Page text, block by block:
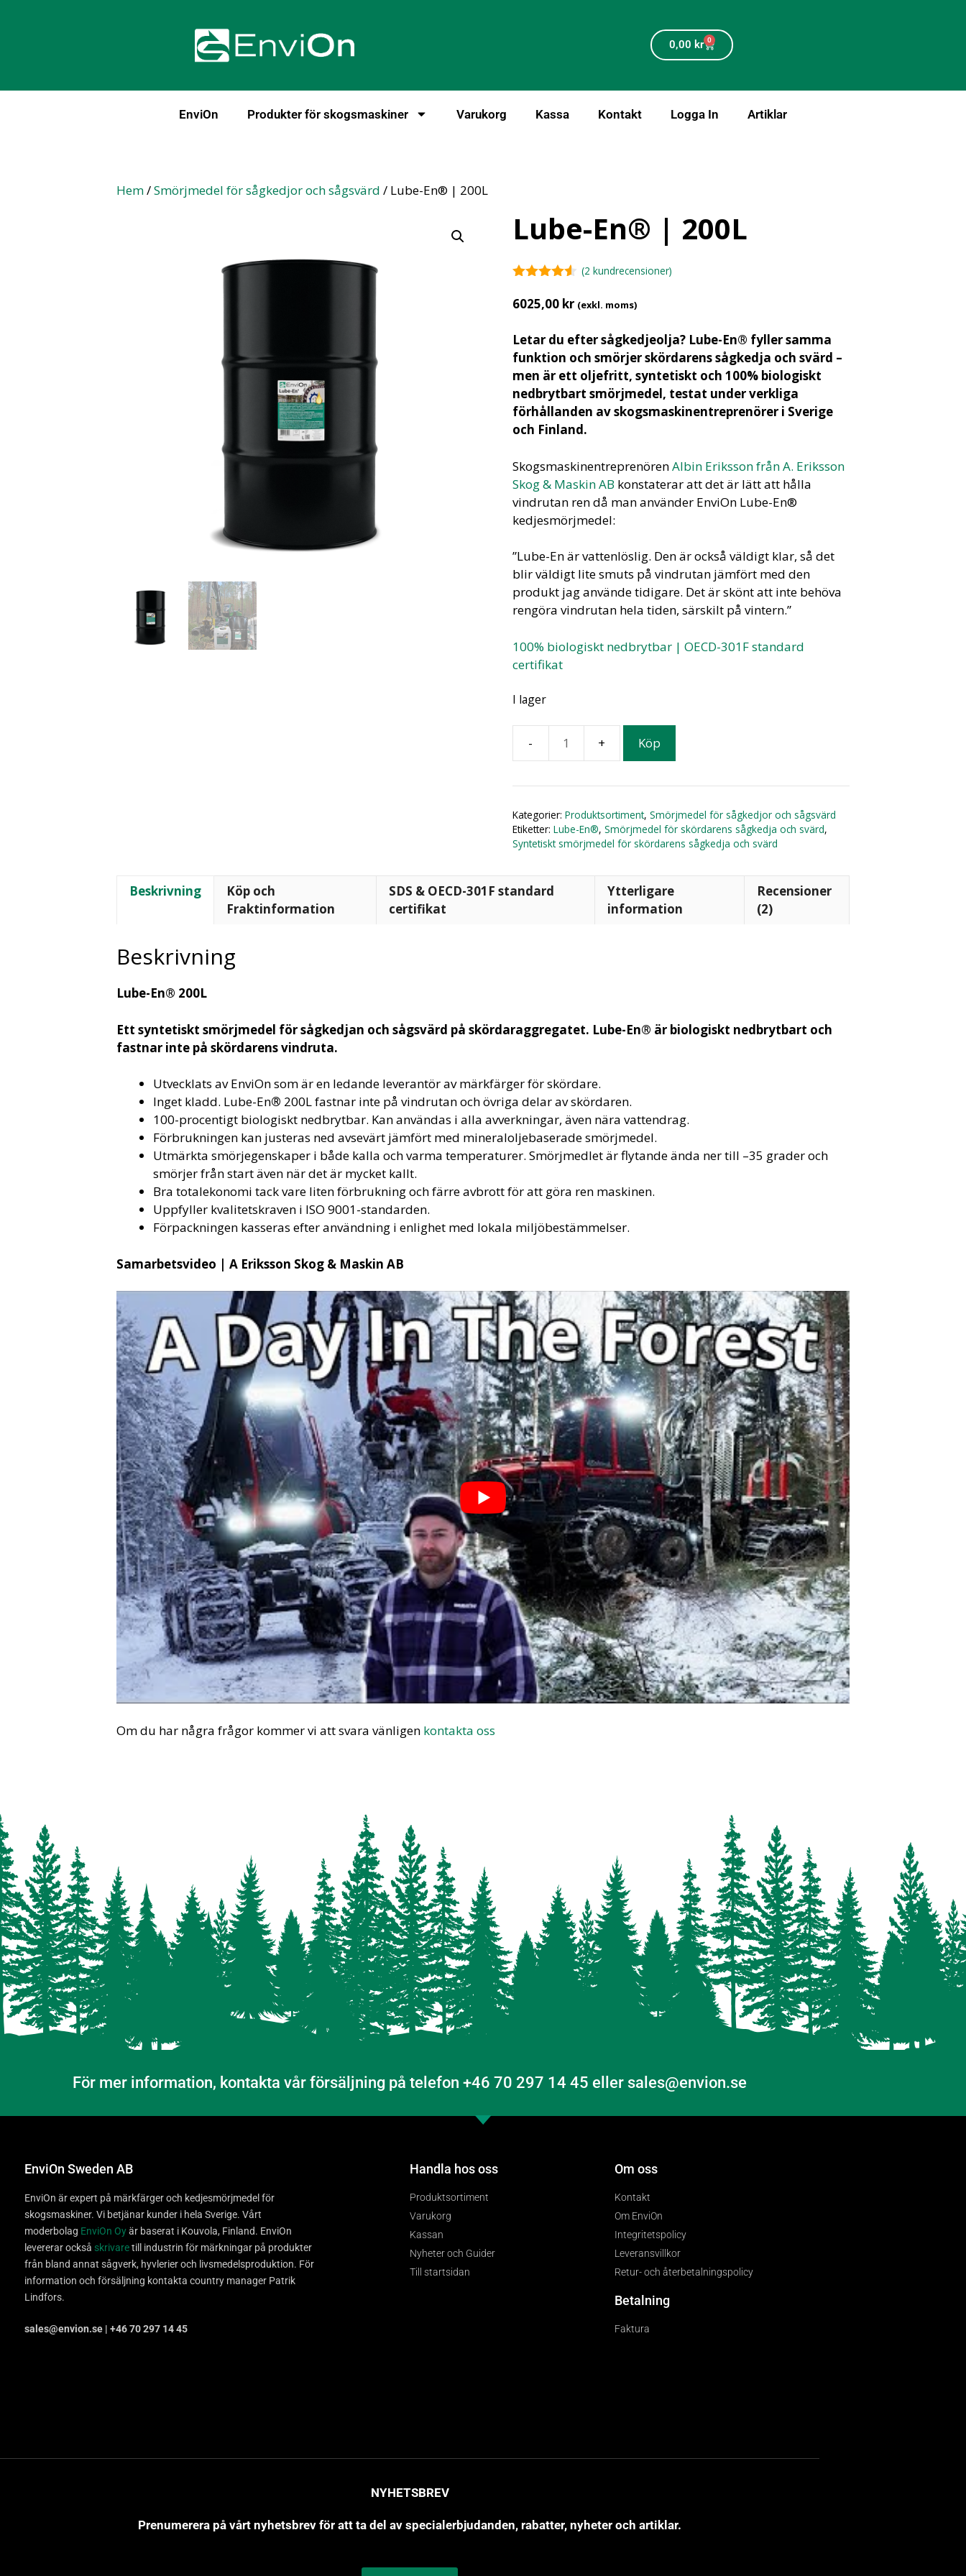
0,00 kr 0
EnviOn Produkter för skogsmaskiner Varukorg Kassa Kontakt Logga In Artiklar
Hem/Smörjmedel för sågkedjor och sågsvärd / Lube-En® | 200L
Lube-En® | 200L
(2 kundrecensioner)
6025,00 kr (exkl. moms)
Letar du efter sågkedjeolja? Lube-En® fyller samma
funktion och smörjer skördarens sågkedja och svärd –
men är ett oljefritt, syntetiskt och 100% biologiskt
nedbrytbart smörjmedel, testat under verkliga
förhållanden av skogsmaskinentreprenörer i Sverige
och Finland.
SkogsmaskinentreprenörenAlbin Eriksson från A. Eriksson
Skog & Maskin AB konstaterar att det är lätt att hålla
vindrutan ren då man använder EnviOn Lube-En®
kedjesmörjmedel:
”Lube-En är vattenlöslig. Den är också väldigt klar, så det
blir väldigt lite smuts på vindrutan jämfört med den
produkt jag använde tidigare. Det är skönt att inte behöva
rengöra vindrutan hela tiden, särskilt på vintern.”
100% biologiskt nedbrytbar | OECD-301F standard
certifikat
I lager
Köp
Kategorier: Produktsortiment, Smörjmedel för sågkedjor och sågsvärd
Etiketter: Lube-En®, Smörjmedel för skördarens sågkedja och svärd,
Syntetiskt smörjmedel för skördarens sågkedja och svärd
Beskrivning
Köp och
Fraktinformation
SDS & OECD-301F standard
certifikat
Ytterligare
information
Recensioner
(2)
Beskrivning
Lube-En® 200L
Ett syntetiskt smörjmedel för sågkedjan och sågsvärd på skördaraggregatet. Lube-En® är biologiskt nedbrytbart och
fastnar inte på skördarens vindruta.
Utvecklats av EnviOn som är en ledande leverantör av märkfärger för skördare.
Inget kladd. Lube-En® 200L fastnar inte på vindrutan och övriga delar av skördaren.
100-procentigt biologiskt nedbrytbar. Kan användas i alla avverkningar, även nära vattendrag.
Förbrukningen kan justeras ned avsevärt jämfört med mineraloljebaserade smörjmedel.
Utmärkta smörjegenskaper i både kalla och varma temperaturer. Smörjmedlet är flytande ända ner till –35 grader och
smörjer från start även när det är mycket kallt.
Bra totalekonomi tack vare liten förbrukning och färre avbrott för att göra ren maskinen.
Uppfyller kvalitetskraven i ISO 9001-standarden.
Förpackningen kasseras efter användning i enlighet med lokala miljöbestämmelser.
Samarbetsvideo | A Eriksson Skog & Maskin AB
Om du har några frågor kommer vi att svara vänligen kontakta oss
För mer information, kontakta vår försäljning på telefon +46 70 297 14 45 eller sales@envion.se
EnviOn Sweden AB
EnviOn är expert på märkfärger och kedjesmörjmedel för
skogsmaskiner. Vi betjänar kunder i hela Sverige. Vårt
moderbolag EnviOn Oyär baserat i Kouvola, Finland. EnviOn
levererar också skrivaretill industrin för märkningar på produkter
från bland annat sågverk, hyvlerier och livsmedelsproduktion. För
information och försäljning kontakta country manager Patrik
Lindfors.
sales@envion.se | +46 70 297 14 45
Handla hos oss
Produktsortiment
Varukorg
Kassan
Nyheter och Guider
Till startsidan
Om oss
Kontakt
Om EnviOn
Integritetspolicy
Leveransvillkor
Retur- och återbetalningspolicy
Betalning
Faktura
NYHETSBREV
Prenumerera på vårt nyhetsbrev för att ta del av specialerbjudanden, rabatter, nyheter och artiklar.